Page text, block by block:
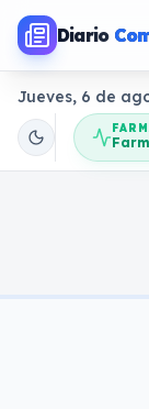
Diario
Jueves, 6 de